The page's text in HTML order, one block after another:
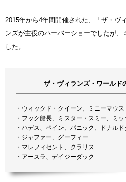
2015年から4年間開催された、「ザ・ヴ
ンズが主役のハーバーショーでしたが、
した。
ザ・ヴィランズ・ワールド
・ウィックド・クイーン、ミニーマウス
・フック船長、ミスター・スミー、ミ
・ハデス、ペイン、パニック、ドナル
・ジャファー、グーフィー
・マレフィセント、クラリス
・アースラ、デイジーダック